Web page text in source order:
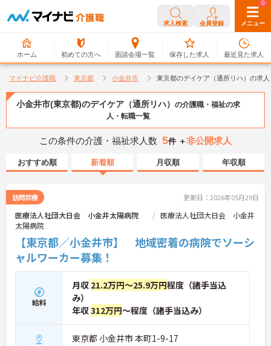
求人検索 会員登録 メニュー
ホーム 初めての方へ 面談会場一覧
0
保存した求人
0
最近見た求人
マイナビ介護職 東京都 小金井市 東京都のデイケア（通所リハ）の求
小金井市(東京都)のデイケア（通所リハ） の介護職・福祉の求
人・転職一覧
この条件の介護・福祉求人数 5件 ＋非公開求人
おすすめ順 新着順 月収順 年収順
訪問診療 更新日：2026年05月29日
医療法人社団大日会 小金井太陽病院
医療法人社団大日会 小金井
太陽病院
【東京都／小金井市】 地域密着の病院でソーシ
ャルワーカー募集！
給料
月収 21.2万円～25.9万円程度（諸手当込
み）
年収312万円～程度（諸手当込み）
東京都 小金井市 本町1-9-17